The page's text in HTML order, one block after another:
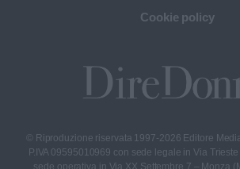
Cookie policy
© Riproduzione riservata 1997-2026 Editore
P.IVA 09595010969 con sede legale in Via
sede operativa in Via XX Settembre 7 – Monza